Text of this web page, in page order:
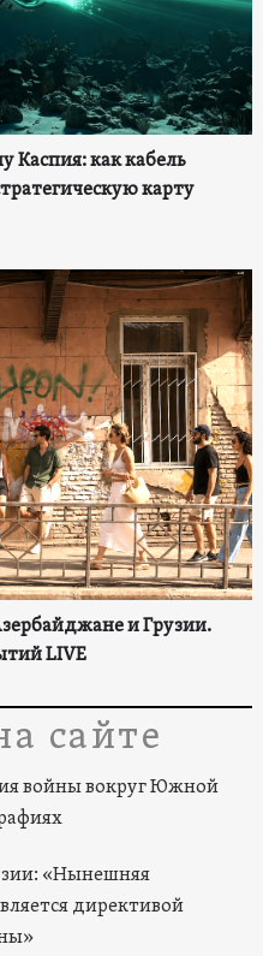
Каспия: как кабель
карту
и Грузии.
LIVE
сайте
войны вокруг Южной
«Нынешняя
директивой